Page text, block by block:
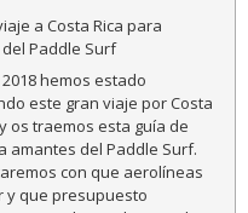
a Costa Rica para
Paddle Surf
hemos estado
este gran viaje por Costa
os traemos esta guía de
amantes del Paddle Surf.
con que aerolíneas
y que presupuesto